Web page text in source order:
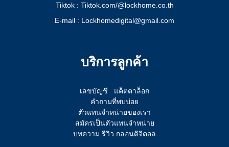
Tiktok : Tiktok.com/@lockhome.co.th
E-mail : Lockhomedigital@gmail.com
บริการลูกค้า
เลขบัญชี
แค็ตตาล็อก
คำถามที่พบบ่อย
ตัวแทนจำหน่ายของเรา
สมัครเป็นตัวแทนจำหน่าย
บทความ รีวิว กลอนดิจิตอล